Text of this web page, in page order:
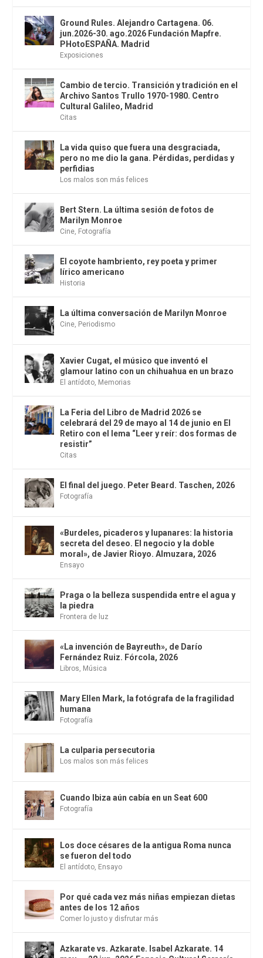
Ground Rules. Alejandro Cartagena. 06.
jun.2026-30. ago.2026 Fundación Mapfre.
PHotoESPAÑA. Madrid
Exposiciones
Cambio de tercio. Transición y tradición en el
Archivo Santos Trullo 1970-1980. Centro
Cultural Galileo, Madrid
Citas
La vida quiso que fuera una desgraciada,
pero no me dio la gana. Pérdidas, perdidas y
perfidias
Los malos son más felices
Bert Stern. La última sesión de fotos de
Marilyn Monroe
Cine, Fotografía
El coyote hambriento, rey poeta y primer
lírico americano
Historia
La última conversación de Marilyn Monroe
Cine, Periodismo
Xavier Cugat, el músico que inventó el
glamour latino con un chihuahua en un brazo
El antídoto, Memorias
La Feria del Libro de Madrid 2026 se
celebrará del 29 de mayo al 14 de junio en El
Retiro con el lema “Leer y reír: dos formas de
resistir”
Citas
El final del juego. Peter Beard. Taschen, 2026
Fotografía
«Burdeles, picaderos y lupanares: la historia
secreta del deseo. El negocio y la doble
moral», de Javier Rioyo. Almuzara, 2026
Ensayo
Praga o la belleza suspendida entre el agua y
la piedra
Frontera de luz
«La invención de Bayreuth», de Darío
Fernández Ruiz. Fórcola, 2026
Libros, Música
Mary Ellen Mark, la fotógrafa de la fragilidad
humana
Fotografía
La culparia persecutoria
Los malos son más felices
Cuando Ibiza aún cabía en un Seat 600
Fotografía
Los doce césares de la antigua Roma nunca
se fueron del todo
El antídoto, Ensayo
Por qué cada vez más niñas empiezan dietas
antes de los 12 años
Comer lo justo y disfrutar más
Azkarate vs. Azkarate. Isabel Azkarate. 14